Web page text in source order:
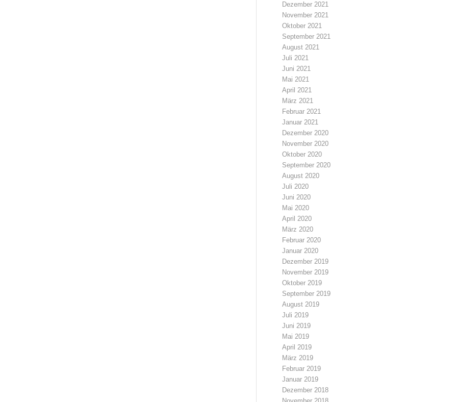
Dezember 2021
November 2021
Oktober 2021
September 2021
August 2021
Juli 2021
Juni 2021
Mai 2021
April 2021
März 2021
Februar 2021
Januar 2021
Dezember 2020
November 2020
Oktober 2020
September 2020
August 2020
Juli 2020
Juni 2020
Mai 2020
April 2020
März 2020
Februar 2020
Januar 2020
Dezember 2019
November 2019
Oktober 2019
September 2019
August 2019
Juli 2019
Juni 2019
Mai 2019
April 2019
März 2019
Februar 2019
Januar 2019
Dezember 2018